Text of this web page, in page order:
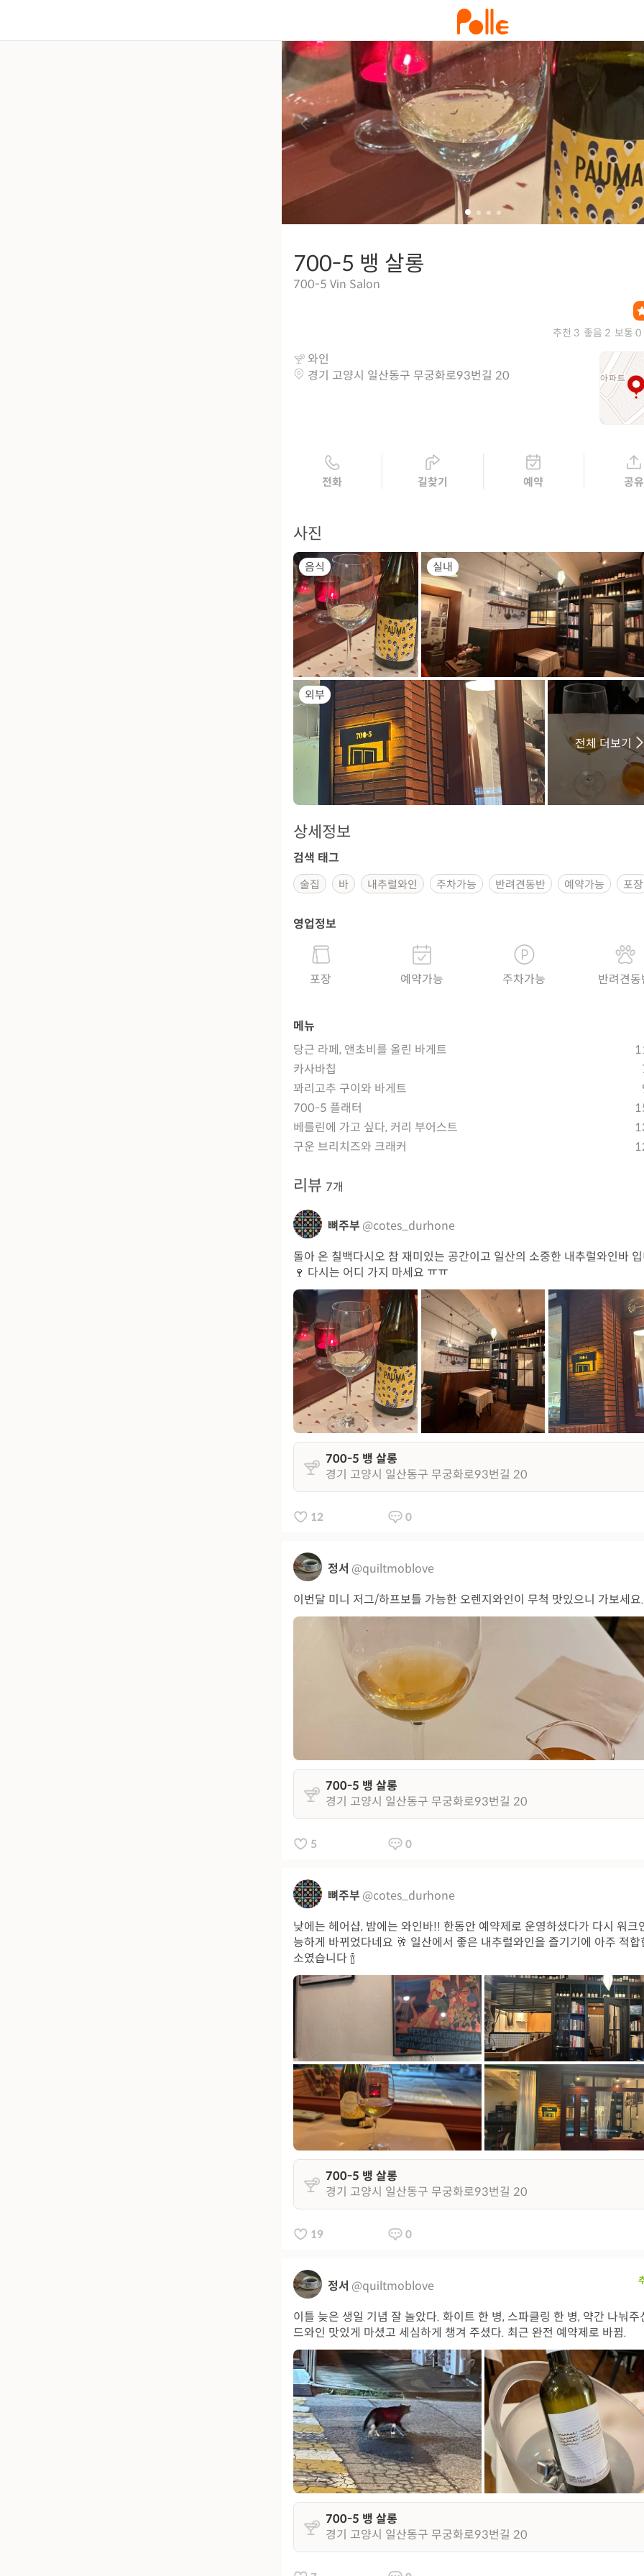
700-5 뱅 살롱
700-5 Vin Salon
추천 3 좋음 2 보통 0
와인
경기 고양시 일산동구 무궁화로93번길 20
전화 길찾기 예약 공유
사진
음식 실내
외부
전체 더보기
상세정보
검색 태그
술집 바 내추럴와인 주차가능 반려견동반 예약가능 포장
영업정보
포장 예약가능 주차가능 반려견
메뉴
당근 라페, 앤초비를 올린 바게트
카사바칩
꽈리고추 구이와 바게트
700-5 플래터
베를린에 가고 싶다, 커리 부어스트
구운 브리치즈와 크래커
리뷰 7개
뼈주부 @cotes_durhone
돌아 온 칠백다시오 참 재미있는 공간이고 일산의 소중한 내추럴와인바
🍷 다시는 어디 가지 마세요 ㅠㅠ
700-5 뱅 살롱
경기 고양시 일산동구 무궁화로93번길 20
12 0
정서 @quiltmoblove
이번달 미니 저그/하프보틀 가능한 오렌지와인이 무척 맛있으니 가보세요.
700-5 뱅 살롱
경기 고양시 일산동구 무궁화로93번길 20
5 0
뼈주부 @cotes_durhone
낮에는 헤어샵, 밤에는 와인바!! 한동안 예약제로 운영하셨다가 다시 워크
능하게 바뀌었다네요 🥂 일산에서 좋은 내추럴와인을 즐기기에 아주 적합
소였습니다 🍾
700-5 뱅 살롱
경기 고양시 일산동구 무궁화로93번길 20
19 0
정서 @quiltmoblove
이틀 늦은 생일 기념 잘 놀았다. 화이트 한 병, 스파클링 한 병, 약간 나눠주
드와인 맛있게 마셨고 세심하게 챙겨 주셨다. 최근 완전 예약제로 바뀜.
700-5 뱅 살롱
경기 고양시 일산동구 무궁화로93번길 20